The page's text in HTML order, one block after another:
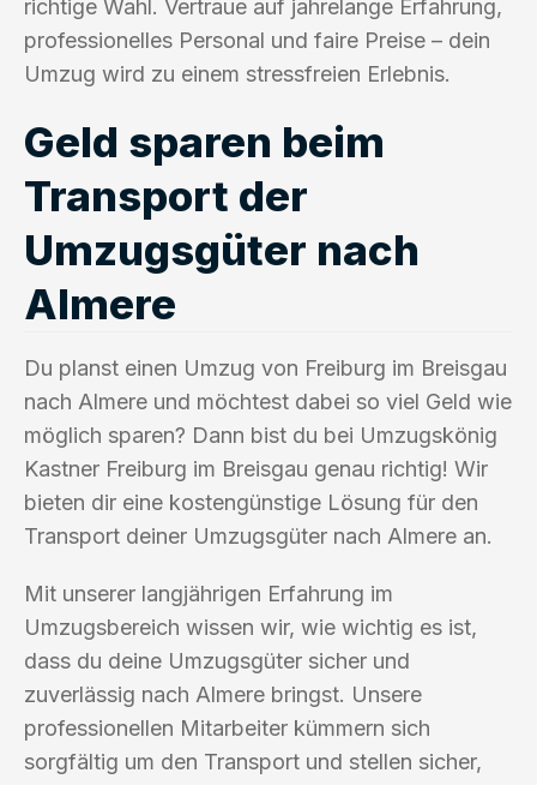
richtige Wahl. Vertraue auf jahrelange Erfahrung,
professionelles Personal und faire Preise – dein
Umzug wird zu einem stressfreien Erlebnis.
Geld sparen beim
Transport der
Umzugsgüter nach
Almere
Du planst einen Umzug von Freiburg im Breisgau
nach Almere und möchtest dabei so viel Geld wie
möglich sparen? Dann bist du bei Umzugskönig
Kastner Freiburg im Breisgau genau richtig! Wir
bieten dir eine kostengünstige Lösung für den
Transport deiner Umzugsgüter nach Almere an.
Mit unserer langjährigen Erfahrung im
Umzugsbereich wissen wir, wie wichtig es ist,
dass du deine Umzugsgüter sicher und
zuverlässig nach Almere bringst. Unsere
professionellen Mitarbeiter kümmern sich
sorgfältig um den Transport und stellen sicher,